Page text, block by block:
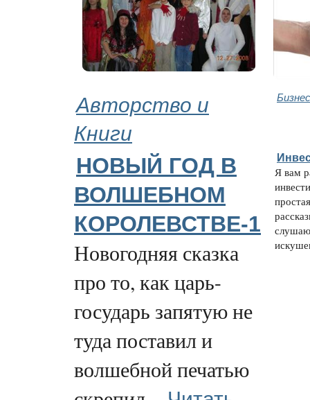
Авторство и
Книги
НОВЫЙ ГОД В
ВОЛШЕБНОМ
КОРОЛЕВСТВЕ-1
Новогодняя сказка
про то, как царь-
государь запятую не
туда поставил и
волшебной печатью
Я вам